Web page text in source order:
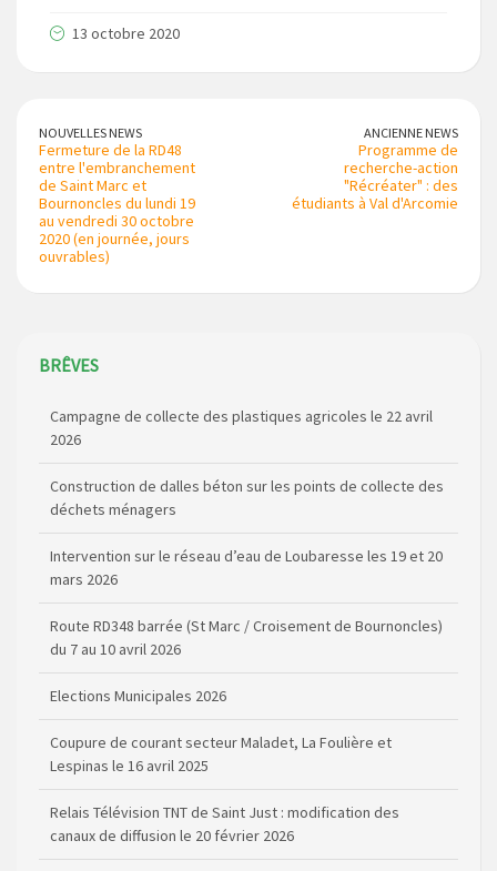
13 octobre 2020
NOUVELLES NEWS
Fermeture de la RD48
entre l'embranchement
de Saint Marc et
Bournoncles du lundi 19
au vendredi 30 octobre
2020 (en journée, jours
ouvrables)
ANCIENNE NEWS
Programme de
recherche-action
"Récréater" : des
étudiants à Val d'Arcomie
BRÊVES
Campagne de collecte des plastiques agricoles le 22 avril
2026
Construction de dalles béton sur les points de collecte des
déchets ménagers
Intervention sur le réseau d’eau de Loubaresse les 19 et 20
mars 2026
Route RD348 barrée (St Marc / Croisement de Bournoncles)
du 7 au 10 avril 2026
Elections Municipales 2026
Coupure de courant secteur Maladet, La Foulière et
Lespinas le 16 avril 2025
Relais Télévision TNT de Saint Just : modification des
canaux de diffusion le 20 février 2026